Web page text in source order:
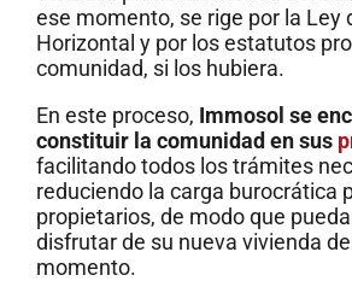
ese momento, se rige por la Ley
Horizontal y por los estatutos
comunidad, si los hubiera.
En este proceso, Immosol se
constituir la comunidad en sus
facilitando todos los trámites
reduciendo la carga burocrática
propietarios, de modo que
disfrutar de su nueva vivienda
momento.